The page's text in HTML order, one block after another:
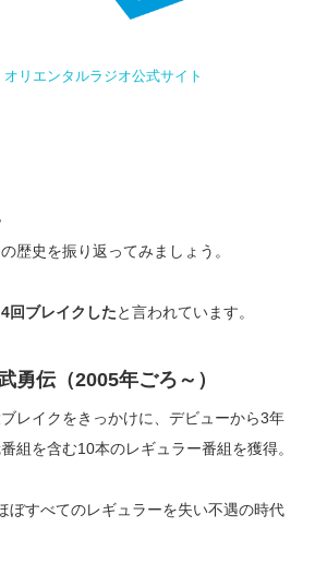
オリエンタルラジオ公式サイト
歴史を振り返ってみましょう。
4回ブレイクしたと言われています。
勇伝（2005年ごろ～）
ブレイクをきっかけに、デビューから3年
組を含む10本のレギュラー番組を獲得。
ぼすべてのレギュラーを失い不遇の時代